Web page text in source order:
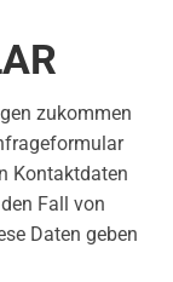
zukommen
Kontaktdaten
Fall von
Daten geben